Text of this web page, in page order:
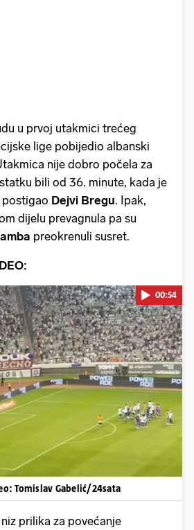
u prvoj utakmici trećeg
lige pobijedio albanski
nije dobro počela za
bili od 36. minute, kada je
postigao Dejvi Bregu. Ipak,
dijelu prevagnula pa su
preokrenuli susret.
Pokretanje videa...
00:54
Tomislav Gabelić/24sata
prilika za povećanje